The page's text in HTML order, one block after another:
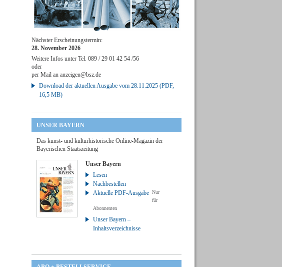
Nächster Erscheinungstermin:
28. November 2026
Weitere Infos unter Tel. 089 / 29 01 42 54 /56
oder
per Mail an anzeigen@bsz.de
Download der aktuellen Ausgabe vom 28.11.2025 (PDF,
16,5 MB)
UNSER BAYERN
Das kunst- und kulturhistorische Online-Magazin der
Bayerischen Staatszeitung
Unser Bayern
Lesen
Nachbestellen
Aktuelle PDF-Ausgabe Nur
für
Abonnenten
Unser Bayern –
Inhaltsverzeichnisse